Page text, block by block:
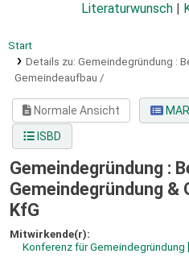
Literaturwunsch
Start
Details zu: Gemeindegründung :
Gemeindeaufbau /
Normale Ansicht
ISBD
Gemeindegründung :
Gemeindegründung &
KfG
Mitwirkende(r):
Konferenz für Gemeindegründung